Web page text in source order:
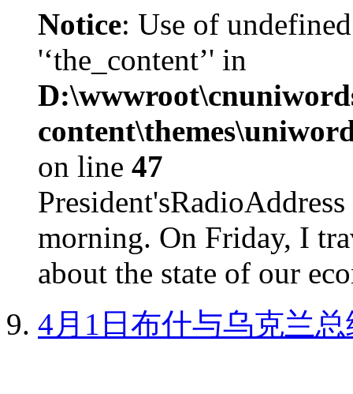
Notice: Use of
'‘the_content’' in
on line 47
morning. On Friday, I
about the state of our
4月1日布什与乌克兰